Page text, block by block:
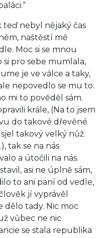
nebyl nějaký čas
naštěstí mě
Moc si se mnou
si pro sebe mumlala,
je ve válce a taky,
nepovedlo se mu to.
mi to pověděl sám.
krále, (Na to jsem
do takové dřevěné
takový velký nůž.
tak se na nás
a útočili na nás.
asi ne úplně sám,
to ani paní od vedle,
jí vyprávěl
dělo tady. Nic moc
vůbec ne nic
se stala republika